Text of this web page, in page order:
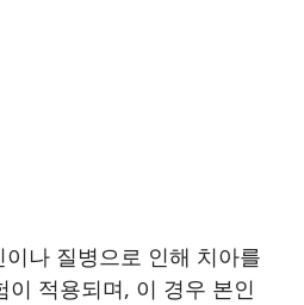
나 질병으로 인해 치아를
이 적용되며, 이 경우 본인